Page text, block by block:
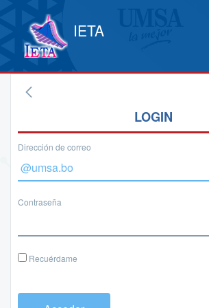
IETA
LOGIN
Dirección de correo
Contraseña
Recuérdame